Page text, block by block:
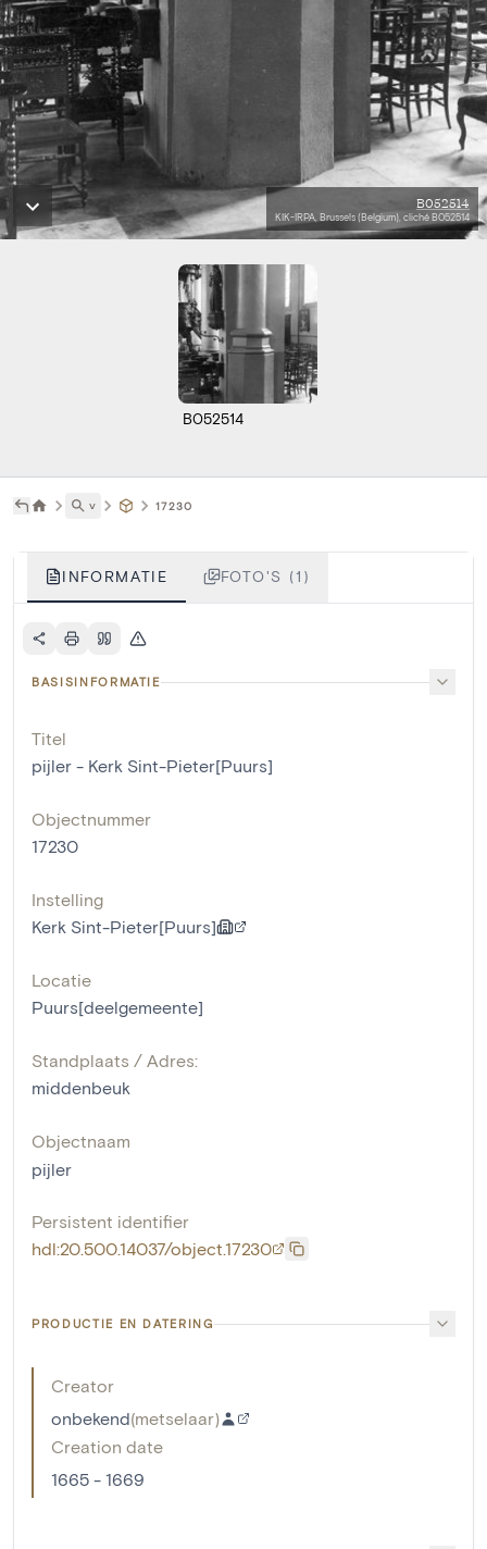
B052514
KIK-IRPA, Brussels (Belgium), cliché B052514
B052514
˅ 17230
INFORMATIE FOTO'S (1)
BASISINFORMATIE
Titel
pijler - Kerk Sint-Pieter[Puurs]
Objectnummer
17230
Instelling
Kerk Sint-Pieter[Puurs]
Locatie
Puurs[deelgemeente]
Standplaats / Adres:
middenbeuk
Objectnaam
pijler
Persistent identifier
hdl:20.500.14037/object.17230
PRODUCTIE EN DATERING
Creator
onbekend(metselaar)
Creation date
1665 - 1669